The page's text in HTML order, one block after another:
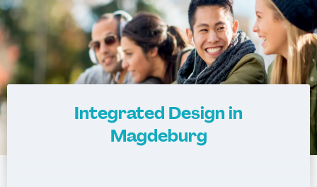
Integrated Design in
Magdeburg